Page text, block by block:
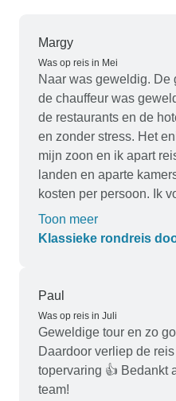
Margy
Was op reis in Mei
Naar was geweldig. De gids was informatief en
de chauffeur was geweldig. Genoten van
de restaurants en de
en zonder stress. Het enige probleem was dat
mijn zoon en ik apart
landen en aparte
kosten per persoon. Ik vond dat hij accommodatie
van en naar het
Als hij onafhankelijk
Toon meer
Klassieke rondreis
Paul
Was op reis in Juli
Geweldige tour en zo
Daardoor verliep de
topervaring 👍 Bedankt
team!